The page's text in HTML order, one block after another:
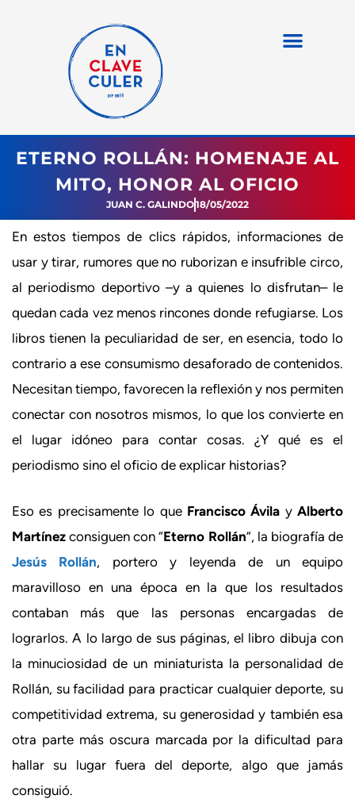
ETERNO ROLLÁN: HOMENAJE AL
MITO, HONOR AL OFICIO
JUAN C. GALINDO18/05/2022
En estos tiempos de clics rápidos, informaciones de
usar y tirar, rumores que no ruborizan e insufrible circo,
al periodismo deportivo –y a quienes lo disfrutan– le
quedan cada vez menos rincones donde refugiarse. Los
libros tienen la peculiaridad de ser, en esencia, todo lo
contrario a ese consumismo desaforado de contenidos.
Necesitan tiempo, favorecen la reflexión y nos permiten
conectar con nosotros mismos, lo que los convierte en
el lugar idóneo para contar cosas. ¿Y qué es el
periodismo sino el oficio de explicar historias?
Eso es precisamente lo que Francisco Ávila y Alberto
Martínez consiguen con “Eterno Rollán”, la biografía de
Jesús Rollán, portero y leyenda de un equipo
maravilloso en una época en la que los resultados
contaban más que las personas encargadas de
lograrlos. A lo largo de sus páginas, el libro dibuja con
la minuciosidad de un miniaturista la personalidad de
Rollán, su facilidad para practicar cualquier deporte, su
competitividad extrema, su generosidad y también esa
otra parte más oscura marcada por la dificultad para
hallar su lugar fuera del deporte, algo que jamás
consiguió.